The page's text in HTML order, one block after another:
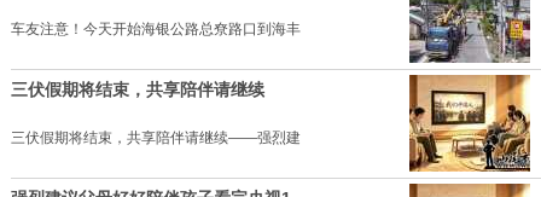
车友注意！今天开始海银公路总尞路口到海丰
三伏假期将结束，共享陪伴请继续
三伏假期将结束，共享陪伴请继续——强烈建